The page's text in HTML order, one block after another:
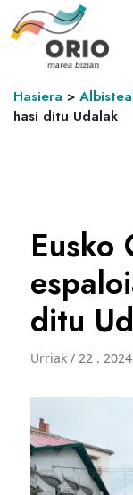
Hasiera >
hasi ditu Udalak
Eusko
ditu
Urriak / 22 . 2024